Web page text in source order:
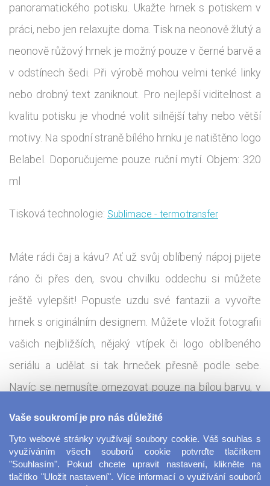
panoramatického potisku. Ukažte hrnek s potiskem v
práci, nebo jen relaxujte doma. Tisk na neonově žlutý a
neonově růžový hrnek je možný pouze v černé barvě a
v odstínech šedi. Při výrobě mohou velmi tenké linky
nebo drobný text zaniknout. Pro nejlepší viditelnost a
kvalitu potisku je vhodné volit silnější tahy nebo větší
motivy. Na spodní straně bílého hrnku je natištěno logo
Belabel. Doporučujeme pouze ruční mytí. Objem: 320
ml
Tisková technologie: Sublimace - termotransfer
Máte rádi čaj a kávu? Ať už svůj oblíbený nápoj pijete
ráno či přes den, svou chvilku oddechu si můžete
ještě vylepšit! Popusťe uzdu své fantazii a vyvořte
hrnek s originálním designem. Můžete vložit fotografii
vašich nejbližších, nějaký vtípek či logo oblíbeného
seriálu a udělat si tak hrneček přesně podle sebe.
Navíc se nemusíte omezovat pouze na bílou barvu, v
dárek pro nejbližší, který zaručeně potěší. Máte firmu?
Tento hrnek je ideální pro reklamní účely či vytváření
Vaše soukromí je pro nás důležité
Tyto webové stránky využívají soubory cookie. Váš souhlas s
využíváním všech souborů cookie potvrďte tlačítkem
"Souhlasím". Pokud chcete upravit nastavení, klikněte na
tlačítko "Uložit nastavení". Více informací o využívání souborů